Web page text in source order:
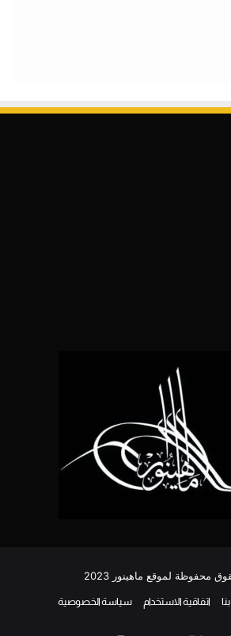
محفوظة لموقع ماهينور 2023
اتفاقية الاستخدام سياسة الخصوصية